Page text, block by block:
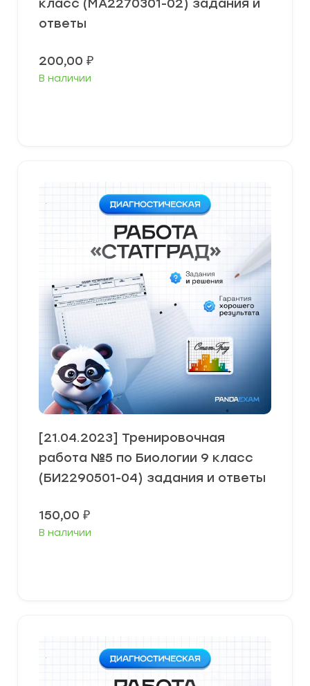
класс (МА2270301-02) задания и
ответы
200,00 ₽
В наличии
[21.04.2023] Тренировочная
работа №5 по Биологии 9 класс
(БИ2290501-04) задания и ответы
150,00 ₽
В наличии